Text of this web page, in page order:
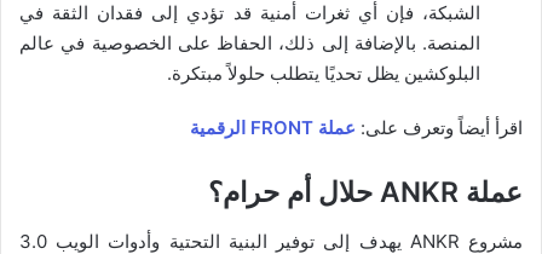
الشبكة، فإن أي ثغرات أمنية قد تؤدي إلى فقدان الثقة في
المنصة. بالإضافة إلى ذلك، الحفاظ على الخصوصية في عالم
البلوكشين يظل تحديًا يتطلب حلولاً مبتكرة.
اقرأ أيضاً وتعرف على: عملة FRONT الرقمية
عملة ANKR حلال أم حرام؟
مشروع ANKR يهدف إلى توفير البنية التحتية وأدوات الويب 3.0